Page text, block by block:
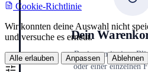
Dein
Beginne mit einer
oder einer einzelnen
Cookie-Richtlinie
Wir konnten deine Auswahl nicht
und versuche es erneut.
Alle erlauben Anpassen Ablehnen